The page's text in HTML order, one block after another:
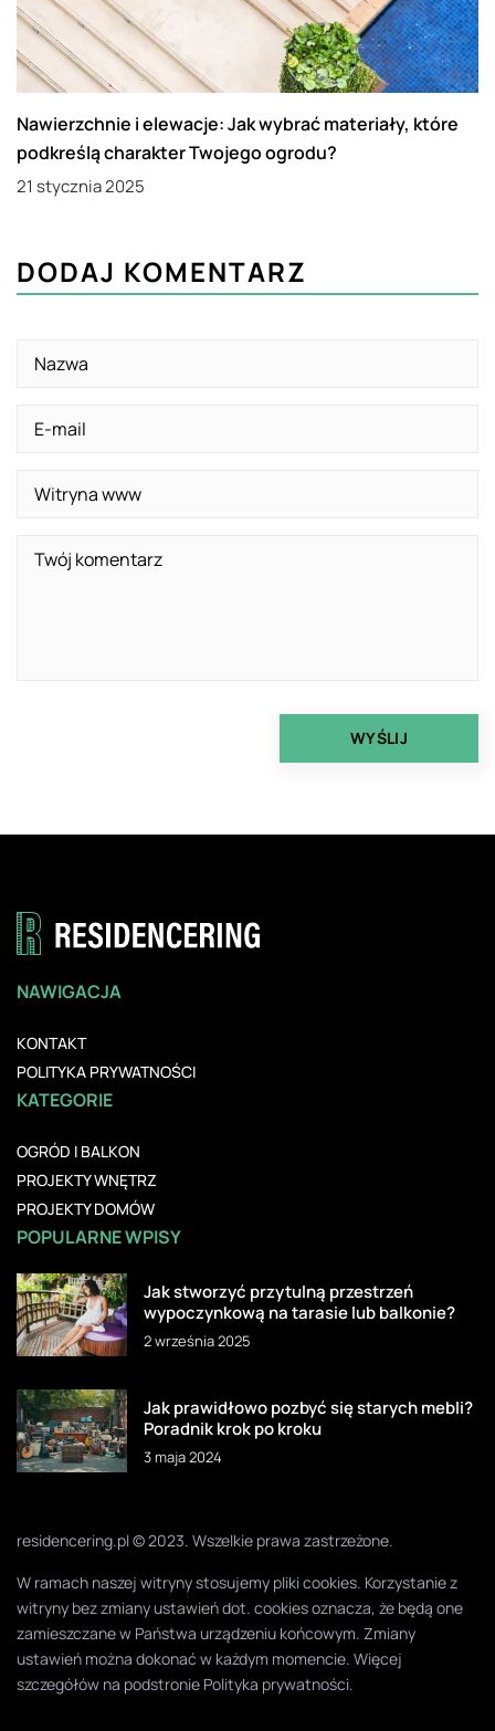
Nawierzchnie i elewacje: Jak wybrać materiały, które
podkreślą charakter Twojego ogrodu?
21 stycznia 2025
DODAJ KOMENTARZ
NAWIGACJA
KONTAKT
POLITYKA PRYWATNOŚCI
KATEGORIE
OGRÓD I BALKON
PROJEKTY WNĘTRZ
PROJEKTY DOMÓW
POPULARNE WPISY
Jak stworzyć przytulną przestrzeń
wypoczynkową na tarasie lub balkonie?
2 września 2025
Jak prawidłowo pozbyć się starych mebli?
Poradnik krok po kroku
3 maja 2024
residencering.pl © 2023. Wszelkie prawa zastrzeżone.
W ramach naszej witryny stosujemy pliki cookies. Korzystanie z
witryny bez zmiany ustawień dot. cookies oznacza, że będą one
zamieszczane w Państwa urządzeniu końcowym. Zmiany
ustawień można dokonać w każdym momencie. Więcej
szczegółów na podstronie Polityka prywatności.